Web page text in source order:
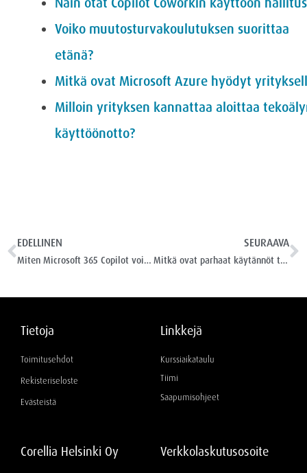
Voiko muutosturvakoulutuksen suorittaa
etänä?
Mitkä ovat Microsoft Azure hyödyt
Milloin yrityksen kannattaa aloittaa
käyttöönotto?
EDELLINEN
Miten Microsoft 365 Copilot voi parantaa tiimityötä ja yhteistyötä organisaatiossasi?
SEURAAVA
Mitkä ovat parhaat käytännöt tekoälyn implementointiin?
Tietoja
Toimitusehdot
Rekisteriseloste
Evästeistä
Linkkejä
Kurssiaikataulu
Tiimi
Saapumisohjeet
Corellia Helsinki Oy Verkkolaskutusosoite